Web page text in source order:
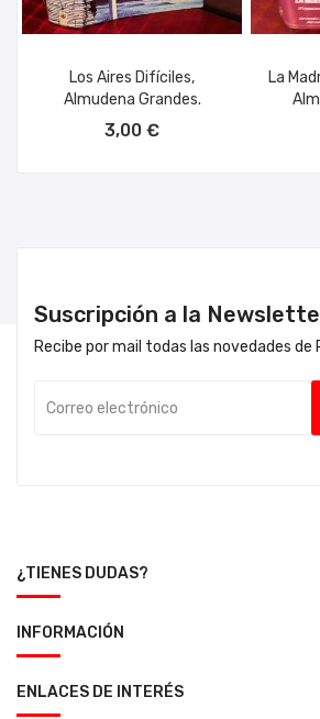
Los Aires Difíciles,
Almudena Grandes.
3,00 €
La
Suscripción a la
Recibe por mail todas las novedades de
¿TIENES DUDAS?
INFORMACIÓN
ENLACES DE INTERÉS